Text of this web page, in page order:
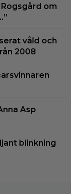
om
våld och
2008
Asp
blinkning